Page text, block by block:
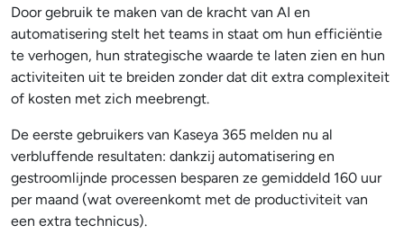
Door gebruik te maken van de kracht van AI en
automatisering stelt het teams in staat om hun efficiëntie
te verhogen, hun strategische waarde te laten zien en hun
activiteiten uit te breiden zonder dat dit extra complexiteit
of kosten met zich meebrengt.
De eerste gebruikers van Kaseya 365 melden nu al
verbluffende resultaten: dankzij automatisering en
gestroomlijnde processen besparen ze gemiddeld 160 uur
per maand (wat overeenkomt met de productiviteit van
een extra technicus).